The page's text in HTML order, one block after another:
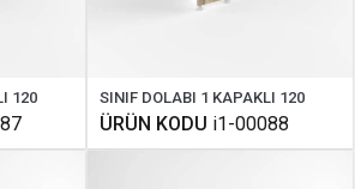
120 SINIF DOLABI 1 KAPAKLI 120
ÜRÜN KODU i1-00088